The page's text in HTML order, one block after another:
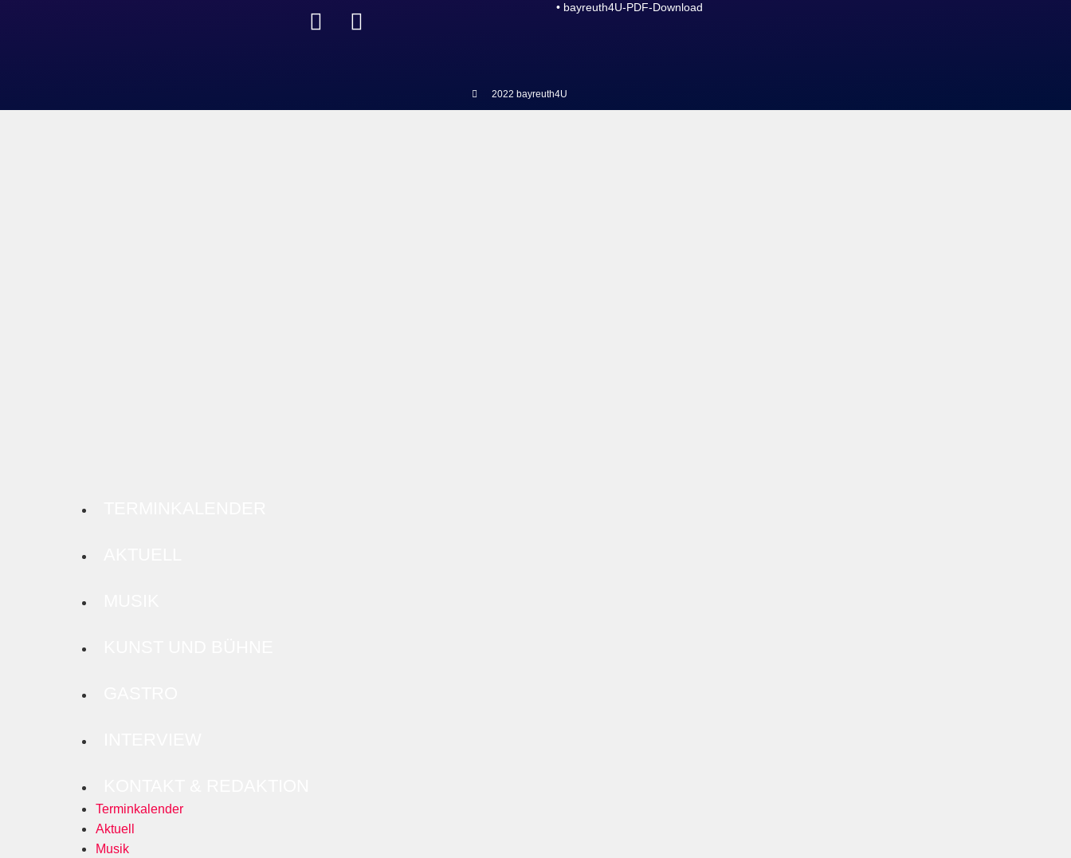
• bayreuth4U-PDF-Download
2022 bayreuth4U
Terminkalender
Aktuell
Musik